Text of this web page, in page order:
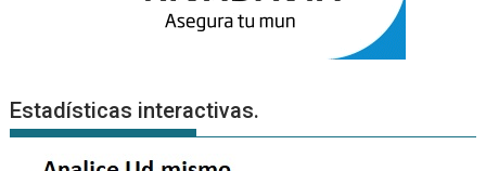
Estadísticas interactivas.